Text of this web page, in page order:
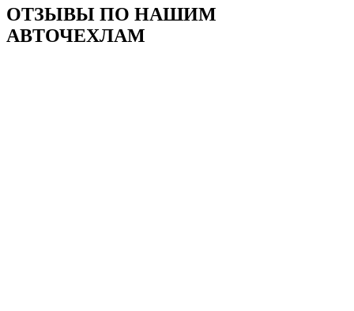
ОТЗЫВЫ ПО НАШИМ
АВТОЧЕХЛАМ